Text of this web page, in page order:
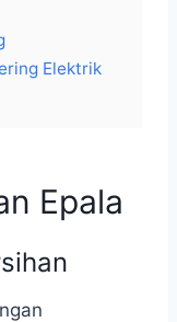
Elektrik
Epala